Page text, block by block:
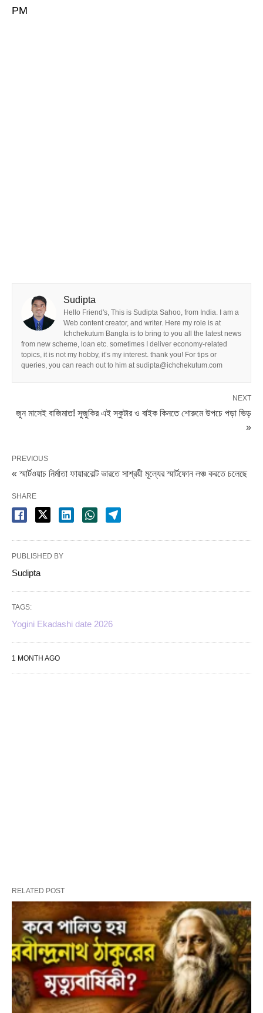
PM
Sudipta
Hello Friend's, This is Sudipta Sahoo, from India. I am a
Web content creator, and writer. Here my role is at
Ichchekutum Bangla is to bring to you all the latest news
from new scheme, loan etc. sometimes I deliver economy-related
topics, it is not my hobby, it’s my interest. thank you! For tips or
queries, you can reach out to him at sudipta@ichchekutum.com
NEXT
জুন মাসেই বাজিমাত! সুজুকির এই স্কুটার ও বাইক কিনতে শোরুমে উপচে পড়া ভিড়
»
PREVIOUS
« স্মার্টওয়াচ নির্মাতা ফায়ারবোল্ট ভারতে সাশ্রয়ী মূল্যের স্মার্টফোন লঞ্চ করতে চলেছে
SHARE
PUBLISHED BY
Sudipta
TAGS:
Yogini Ekadashi date 2026
1 MONTH AGO
RELATED POST